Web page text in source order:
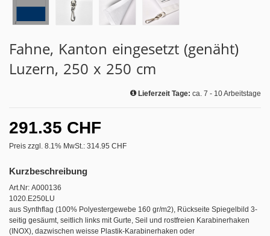
Fahne, Kanton eingesetzt (genäht)
Luzern, 250 x 250 cm
Lieferzeit Tage: ca. 7 - 10 Arbeitstage
291.35 CHF
Preis zzgl. 8.1% MwSt.: 314.95 CHF
Kurzbeschreibung
Art.Nr: A000136
1020.E250LU
aus Synthflag (100% Polyestergewebe 160 gr/m2), Rückseite Spiegelbild 3-
seitig gesäumt, seitlich links mit Gurte, Seil und rostfreien Karabinerhaken
(INOX), dazwischen weisse Plastik-Karabinerhaken oder